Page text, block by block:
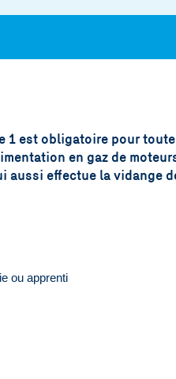
1 est obligatoire pour toute
en gaz de
aussi effectue la vidange
ou apprenti